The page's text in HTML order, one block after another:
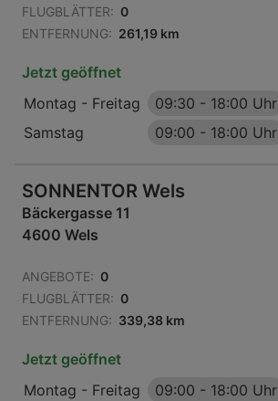
FLUGBLÄTTER: 0
ENTFERNUNG: 261,19 km
Jetzt geöffnet
Montag - Freitag
09:30 - 18:00 Uhr
Samstag
09:00 - 18:00 Uhr
SONNENTOR Wels
Bäckergasse 11
4600 Wels
ANGEBOTE: 0
FLUGBLÄTTER: 0
ENTFERNUNG: 339,38 km
Jetzt geöffnet
Montag - Freitag
09:00 - 18:00 Uhr